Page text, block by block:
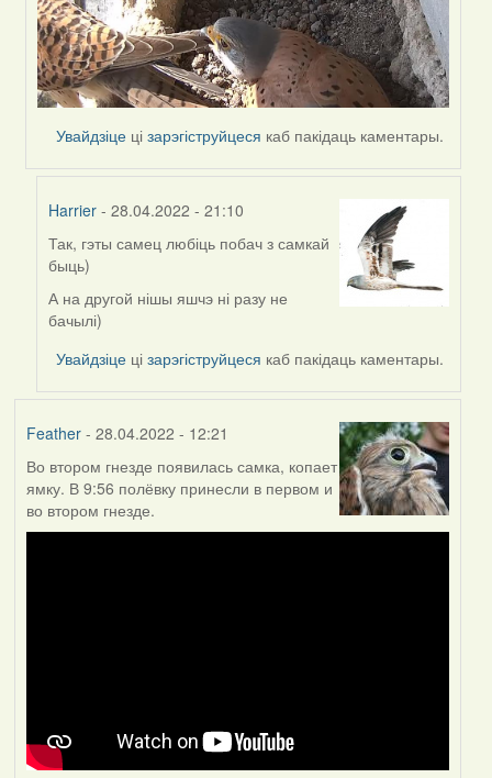
Увайдзіце цізарэгіструйцеся каб пакідаць каментары.
Harrier - 28.04.2022 - 21:10
In
reply
to
by
Так, гэты самец любіць побач з самкай
быць)
А на другой нішы яшчэ ні разу не
бачылі)
Увайдзіце цізарэгіструйцеся каб пакідаць каментары.
Feather- 28.04.2022 - 12:21
Во втором гнезде появилась самка, копает
ямку. В 9:56 полёвку принесли в первом и
во втором гнезде.